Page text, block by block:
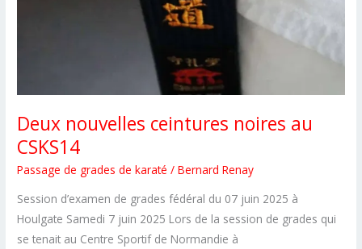
Deux nouvelles ceintures noires au
CSKS14
Passage de grades de karaté /Bernard Renay
Session d’examen de grades fédéral du 07 juin 2025 à
Houlgate Samedi 7 juin 2025 Lors de la session de grades qui
se tenait au Centre Sportif de Normandie à